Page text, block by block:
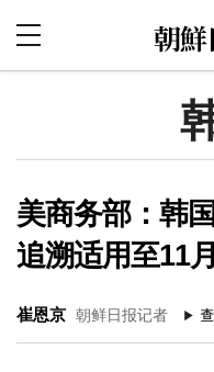
美商务部：韩
追溯适用至11
崔恩京 朝鲜日报记者